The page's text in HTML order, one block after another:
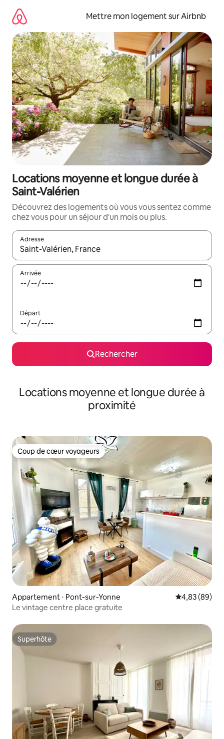
directement
contenu
Mettre mon logement sur Airbnb
Locations moyenne et longue durée à
Saint-Valérien
Découvrez des logements où vous vous sentez comme
chez vous pour un séjour d'un mois ou plus.
Adresse
Lorsque les résultats s'affichent, utilisez les flèches vers le
Arrivée
Départ
Rechercher
Locations moyenne et longue durée à
proximité
Coup de cœur voyageurs
Coup de cœur voyageurs
Appartement ⋅ Pont-sur-Yonne Évaluation
4,83 (89)
Le vintage centre place gratuite
Superhôte
Superhôte